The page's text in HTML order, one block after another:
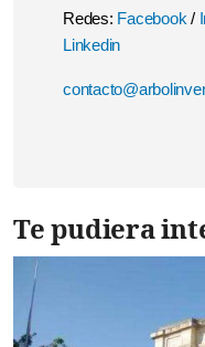
Redes: Facebook /
Linkedin
Te pudiera